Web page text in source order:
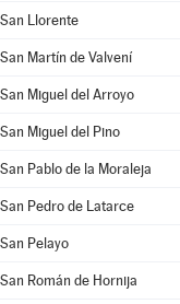
San Llorente
San Martín de Valvení
San Miguel del Arroyo
San Miguel del Pino
San Pablo de la Moraleja
San Pedro de Latarce
San Pelayo
San Román de Hornija